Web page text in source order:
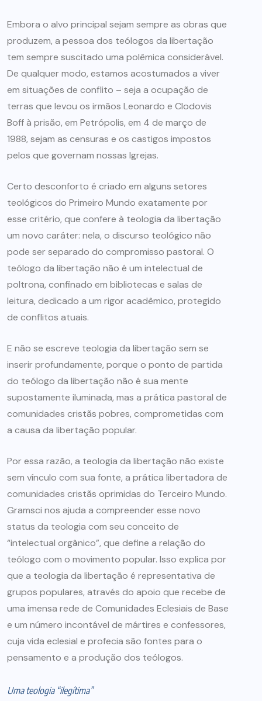
Embora o alvo principal sejam sempre as obras que
produzem, a pessoa dos teólogos da libertação
tem sempre suscitado uma polêmica considerável.
De qualquer modo, estamos acostumados a viver
em situações de conflito – seja a ocupação de
terras que levou os irmãos Leonardo e Clodovis
Boff à prisão, em Petrópolis, em 4 de março de
1988, sejam as censuras e os castigos impostos
pelos que governam nossas Igrejas.
Certo desconforto é criado em alguns setores
teológicos do Primeiro Mundo exatamente por
esse critério, que confere à teologia da libertação
um novo caráter: nela, o discurso teológico não
pode ser separado do compromisso pastoral. O
teólogo da libertação não é um intelectual de
poltrona, confinado em bibliotecas e salas de
leitura, dedicado a um rigor acadêmico, protegido
de conflitos atuais.
E não se escreve teologia da libertação sem se
inserir profundamente, porque o ponto de partida
do teólogo da libertação não é sua mente
supostamente iluminada, mas a prática pastoral de
comunidades cristãs pobres, comprometidas com
a causa da libertação popular.
Por essa razão, a teologia da libertação não existe
sem vínculo com sua fonte, a prática libertadora de
comunidades cristãs oprimidas do Terceiro Mundo.
Gramsci nos ajuda a compreender esse novo
status da teologia com seu conceito de
“intelectual orgânico”, que define a relação do
teólogo com o movimento popular. Isso explica por
que a teologia da libertação é representativa de
grupos populares, através do apoio que recebe de
uma imensa rede de Comunidades Eclesiais de Base
e um número incontável de mártires e confessores,
cuja vida eclesial e profecia são fontes para o
pensamento e a produção dos teólogos.
Uma teologia “ilegítima”